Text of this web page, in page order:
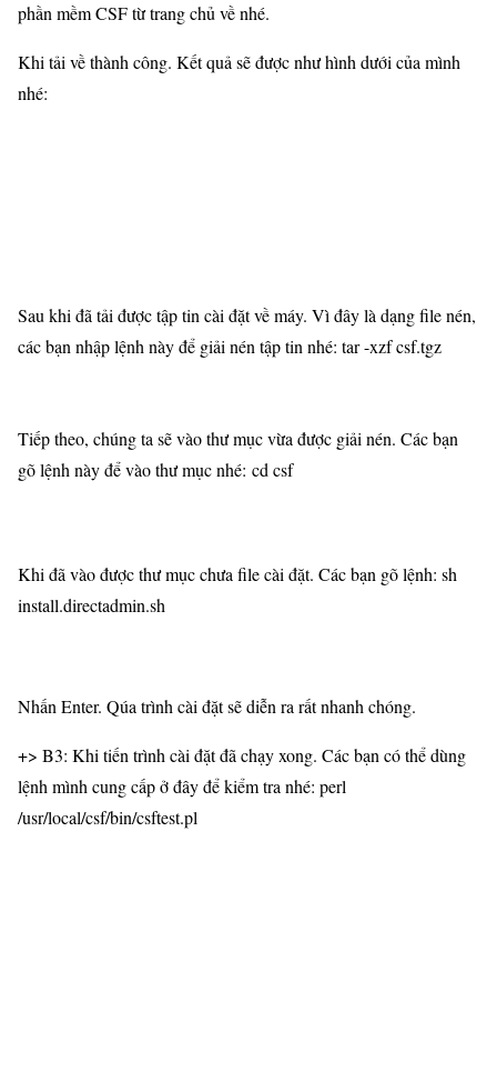
phần mềm CSF từ trang chủ về nhé.
Khi tải về thành công. Kết quả sẽ được như hình dưới của mình
nhé:
Sau khi đã tải được tập tin cài đặt về máy. Vì đây là dạng file nén,
các bạn nhập lệnh này để giải nén tập tin nhé: tar -xzf csf.tgz
Tiếp theo, chúng ta sẽ vào thư mục vừa được giải nén. Các bạn
gõ lệnh này để vào thư mục nhé: cd csf
Khi đã vào được thư mục chưa file cài đặt. Các bạn gõ lệnh: sh
install.directadmin.sh
Nhấn Enter. Qúa trình cài đặt sẽ diễn ra rất nhanh chóng.
+> B3: Khi tiến trình cài đặt đã chạy xong. Các bạn có thể dùng
lệnh mình cung cấp ở đây để kiểm tra nhé: perl
/usr/local/csf/bin/csftest.pl